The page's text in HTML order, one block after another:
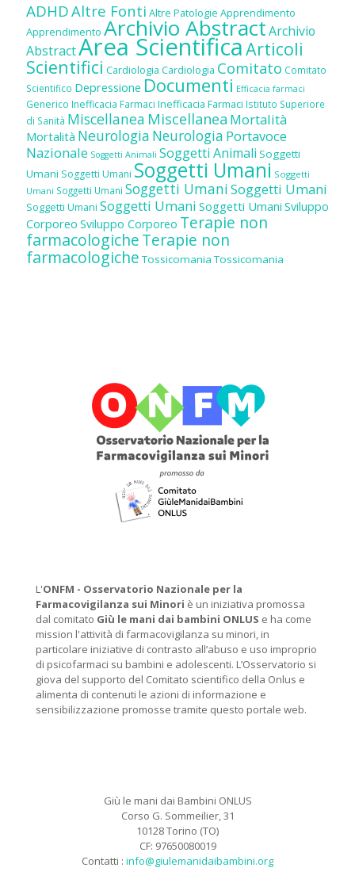
ADHDAltre Fonti Altre Patologie Apprendimento
Apprendimento Archivio AbstractArchivio
AbstractArea ScientificaArticoli
Scientifici Cardiologia Cardiologia Comitato Comitato
Scientifico Depressione Documenti Efficacia farmaci
Generico Inefficacia Farmaci Inefficacia Farmaci Istituto Superiore
di Sanità Miscellanea Miscellanea Mortalità
Mortalità Neurologia Neurologia Portavoce
Nazionale Soggetti Animali Soggetti Animali Soggetti
Umani Soggetti Umani Soggetti Umani Soggetti
Umani Soggetti Umani Soggetti UmaniSoggetti Umani
Soggetti Umani Soggetti Umani Soggetti Umani Sviluppo
Corporeo Sviluppo Corporeo Terapie non
farmacologicheTerapie non
farmacologiche Tossicomania Tossicomania
L'ONFM - Osservatorio Nazionale per la
Farmacovigilanza sui Minori è un iniziativa promossa
dal comitato Giù le mani dai bambini ONLUS e ha come
mission l'attività di farmacovigilanza su minori, in
particolare iniziative di contrasto all’abuso e uso improprio
di psicofarmaci su bambini e adolescenti. L’Osservatorio si
giova del supporto del Comitato scientifico della Onlus e
alimenta di contenuti le azioni di informazione e
sensibilizzazione promosse tramite questo portale web.
Giù le mani dai Bambini ONLUS
Corso G. Sommeilier, 31
10128 Torino (TO)
CF: 97650080019
Contatti : info@giulemanidaibambini.org